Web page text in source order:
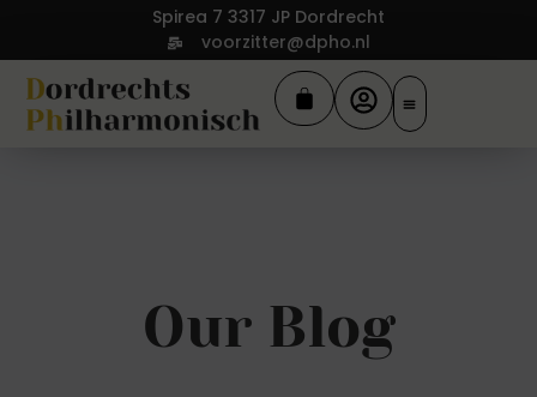
Spirea 7 3317 JP Dordrecht
voorzitter@dpho.nl
Our Blog